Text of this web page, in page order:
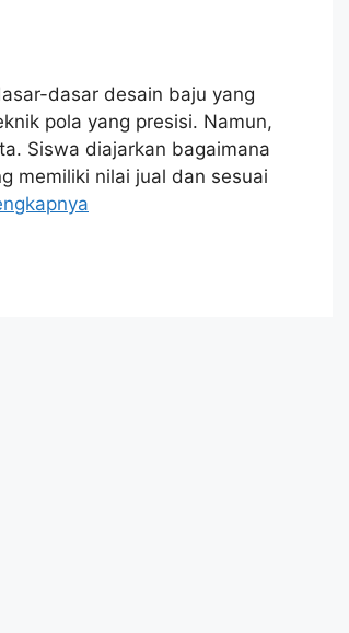
dasar desain baju yang
pola yang presisi. Namun,
Siswa diajarkan bagaimana
memiliki nilai jual dan sesuai